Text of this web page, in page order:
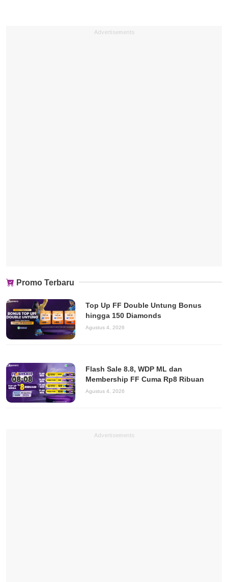
Advertisements
Promo Terbaru
Top Up FF Double Untung Bonus
hingga 150 Diamonds
Agustus 4, 2026
Flash Sale 8.8, WDP ML dan
Membership FF Cuma Rp8 Ribuan
Agustus 4, 2026
Advertisements